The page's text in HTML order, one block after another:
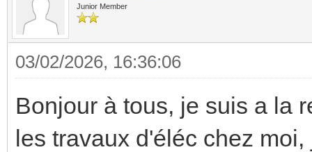
Junior Member
03/02/2026, 16:36:06
Bonjour à tous, je suis a la
les travaux d'éléc chez